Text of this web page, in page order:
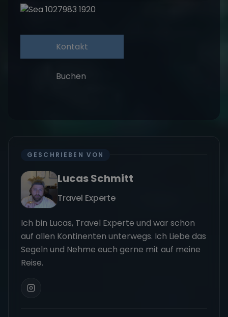
Kontakt
Buchen
GESCHRIEBEN VON
Lucas Schmitt
Travel Experte
Ich bin Lucas, Travel Experte und war schon
auf allen Kontinenten unterwegs. Ich Liebe das
Segeln und Nehme euch gerne mit auf meine
Reise.